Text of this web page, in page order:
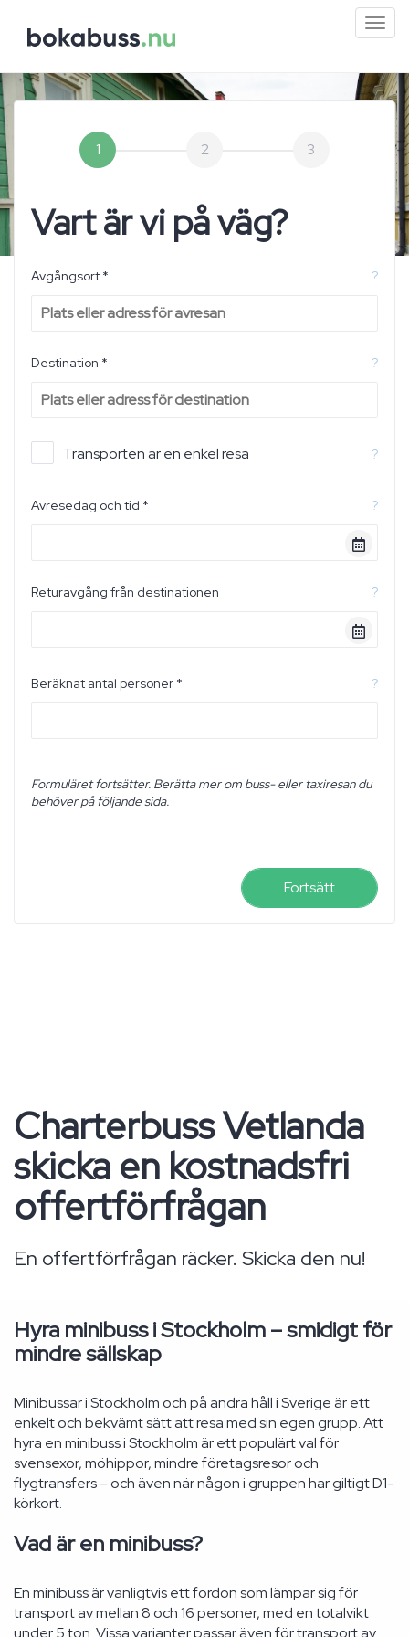
1 2 3
Vart är vi på väg?
Avgångsort * ?
Destination * ?
Transporten är en enkel resa ?
Avresedag och tid * ?
Returavgång från destinationen ?
Beräknat antal personer * ?
Formuläret fortsätter. Berätta mer om buss- eller taxiresan du
behöver på följande sida.
Fortsätt
Charterbuss Vetlanda
skicka en kostnadsfri
offertförfrågan
En offertförfrågan räcker. Skicka den nu!
Hyra minibuss i Stockholm – smidigt för
mindre sällskap
Minibussar i Stockholm och på andra håll i Sverige är ett
enkelt och bekvämt sätt att resa med sin egen grupp. Att
hyra en minibuss i Stockholm är ett populärt val för
svensexor, möhippor, mindre företagsresor och
flygtransfers – och även när någon i gruppen har giltigt D1-
körkort.
Vad är en minibuss?
En minibuss är vanligtvis ett fordon som lämpar sig för
transport av mellan 8 och 16 personer, med en totalvikt
under 5 ton. Vissa varianter passar även för transport av